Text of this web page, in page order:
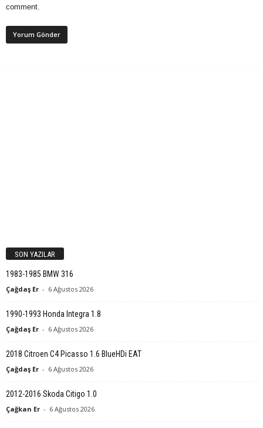
comment.
SON YAZILAR
1983-1985 BMW 316
Çağdaş Er - 6 Ağustos 2026
1990-1993 Honda Integra 1.8
Çağdaş Er - 6 Ağustos 2026
2018 Citroen C4 Picasso 1.6 BlueHDi EAT
Çağdaş Er - 6 Ağustos 2026
2012-2016 Skoda Citigo 1.0
Çağkan Er - 6 Ağustos 2026